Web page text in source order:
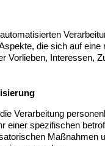
die sich auf
Vorlieben, Interessen,
Verarbeitung
einer spezifischen
Maßnahmen